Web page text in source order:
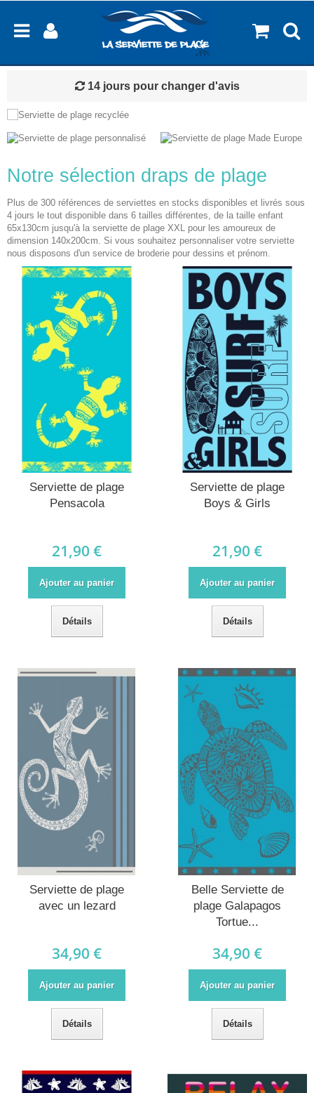
Paiement Sécurisé
Notre sélection draps de plage
Plus de 300 références de serviettes en stocks disponibles et livrés sous
4 jours le tout disponible dans 6 tailles différentes, de la taille enfant
65x130cm jusqu'à la serviette de plage XXL pour les amoureux de
dimension 140x200cm. Si vous souhaitez personnaliser votre serviette
nous disposons d'un service de broderie pour dessins et prénom.
Serviette de plage
Pensacola
21,90 €
Ajouter au panier
Détails
Serviette de plage
Boys & Girls
21,90 €
Ajouter au panier
Détails
Serviette de plage
avec un lezard
34,90 €
Ajouter au panier
Détails
Belle Serviette de
plage Galapagos
Tortue...
34,90 €
Ajouter au panier
Détails